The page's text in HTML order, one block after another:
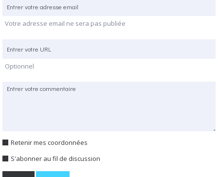
Votre adresse email ne sera pas publiée
Optionnel
Retenir mes coordonnées
S'abonner au fil de discussion